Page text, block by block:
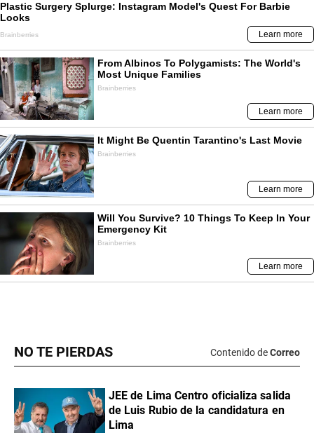
NO TE PIERDAS Contenido deCorreo
JEE de Lima Centro oficializa salida
de Luis Rubio de la candidatura en
Lima